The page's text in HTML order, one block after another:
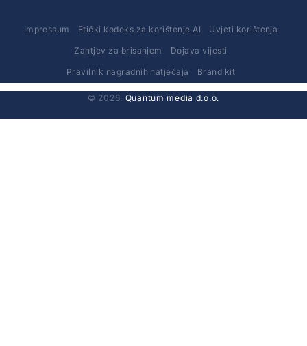
Impressum Etički kodeks za korištenje AI Uvjeti korištenja
Zahtjev za brisanjem Dojava vijesti
Pravilnik nagradnih natječaja Brand kit
© 2026. Quantum media d.o.o.